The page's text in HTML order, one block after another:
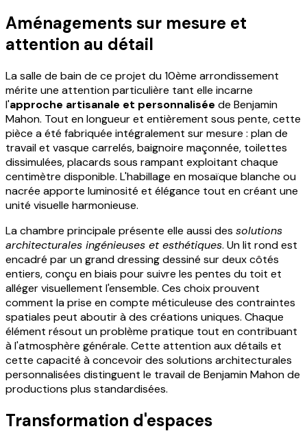
Aménagements sur mesure et
attention au détail
La salle de bain de ce projet du 10ème arrondissement
mérite une attention particulière tant elle incarne
l'approche artisanale et personnalisée de Benjamin
Mahon. Tout en longueur et entièrement sous pente, cette
pièce a été fabriquée intégralement sur mesure : plan de
travail et vasque carrelés, baignoire maçonnée, toilettes
dissimulées, placards sous rampant exploitant chaque
centimètre disponible. L'habillage en mosaïque blanche ou
nacrée apporte luminosité et élégance tout en créant une
unité visuelle harmonieuse.
La chambre principale présente elle aussi des solutions
architecturales ingénieuses et esthétiques. Un lit rond est
encadré par un grand dressing dessiné sur deux côtés
entiers, conçu en biais pour suivre les pentes du toit et
alléger visuellement l'ensemble. Ces choix prouvent
comment la prise en compte méticuleuse des contraintes
spatiales peut aboutir à des créations uniques. Chaque
élément résout un problème pratique tout en contribuant
à l'atmosphère générale. Cette attention aux détails et
cette capacité à concevoir des solutions architecturales
personnalisées distinguent le travail de Benjamin Mahon de
productions plus standardisées.
Transformation d'espaces